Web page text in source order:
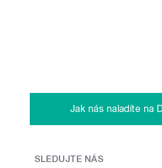
Jak nás naladíte na
SLEDUJTE NÁS